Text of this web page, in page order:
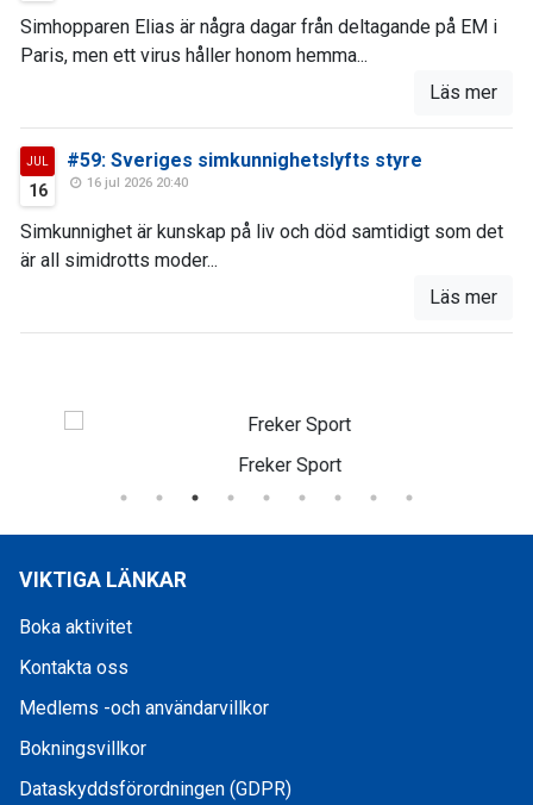
Simhopparen Elias är några dagar från deltagande på EM i
Paris, men ett virus håller honom hemma...
Läs mer
JUL
16
#59: Sveriges simkunnighetslyfts styre
16 jul 2026 20:40
Simkunnighet är kunskap på liv och död samtidigt som det
är all simidrotts moder...
Läs mer
Freker Sport
VIKTIGA LÄNKAR
Boka aktivitet
Kontakta oss
Medlems -och användarvillkor
Bokningsvillkor
Dataskyddsförordningen (GDPR)